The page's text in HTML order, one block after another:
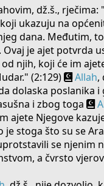
dž.š., rječima:
ukazuju na
dana. Međutim,
je ajet potvrda
njih, koji će im
(2:129)
Allah,
dolaska poslanika
i zbog toga
ajete Njegove
stoga što su se
se njenim
a čvrsto